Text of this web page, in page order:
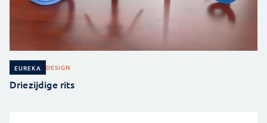
EUREKA DESIGN
Driezijdige rits